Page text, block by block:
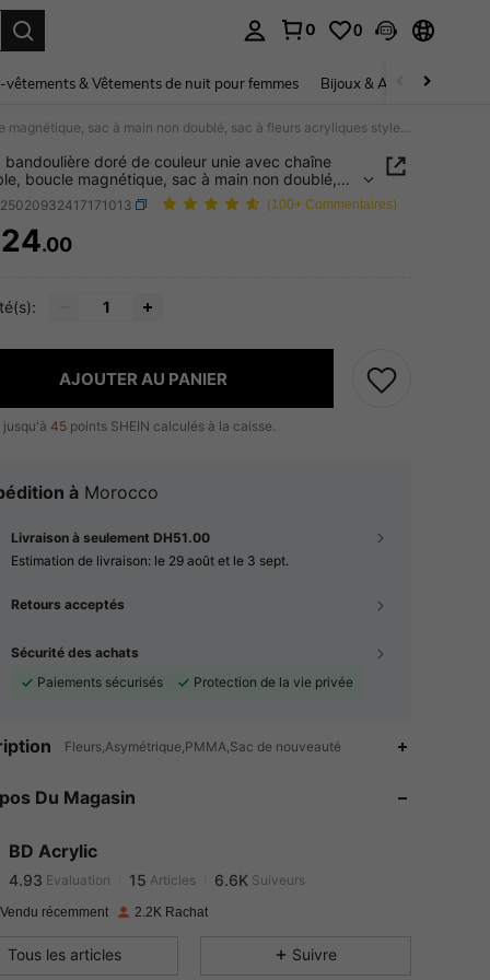
0 0
vêtements & Vêtements de nuit pour femmes Bijoux & Accessoires pour
Un sac bandoulière doré de couleur unie avec chaîne amovible, boucle magnétique, sac à main non doublé, sac à fleurs acryliques style Y2K, convient aux femmes
bandoulière doré de couleur unie avec chaîne
boucle magnétique, sac à main non doublé,
acryliques style Y2K, convient aux femmes
(100+ Commentaires)
AND AVAILABILITY
.00
AJOUTER AU PANIER
jusqu'à 45 points SHEIN calculés à la caisse.
à Morocco
Livraison à seulement DH51.00
Estimation de livraison: le 29 août et le 3 sept.
Retours acceptés
Sécurité des achats
Paiements sécurisés
Protection de la vie privée
Fleurs,Asymétrique,PMMA,Sac de nouveauté
Du Magasin
BD Acrylic
4.93 15
6.6K
4.93
15
g***ea suiviIl y a 1 jour
4.93 15
récemment 2.2K Rachat
Tous les articles Suivre